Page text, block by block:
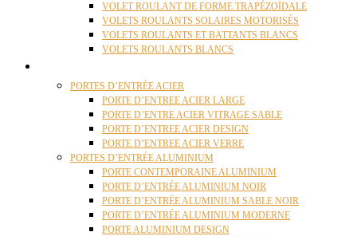
VOLET ROULANT DE FORME TRAPÉZOÏDALE
VOLETS ROULANTS SOLAIRES MOTORISÉS
VOLETS ROULANTS ET BATTANTS BLANCS
VOLETS ROULANTS BLANCS
PORTES D’ENTRÉE ACIER
PORTE D’ENTREE ACIER LARGE
PORTE D’ENTRE ACIER VITRAGE SABLE
PORTE D’ENTREE ACIER DESIGN
PORTE D’ENTREE ACIER VERRE
PORTES D’ENTRÉE ALUMINIUM
PORTE CONTEMPORAINE ALUMINIUM
PORTE D’ENTRÉE ALUMINIUM NOIR
PORTE D’ENTRÉE ALUMINIUM SABLE NOIR
PORTE D’ENTRÉE ALUMINIUM MODERNE
PORTE ALUMINIUM DESIGN